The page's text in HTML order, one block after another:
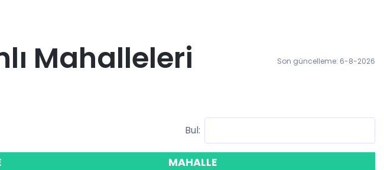
Mahalleleri Son güncelleme: 6-8-2026
Bul:
MAHALLE